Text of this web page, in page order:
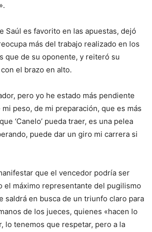
Saúl es favorito en las apuestas, dejó
más del trabajo realizado en los
que de su oponente, y reiteró su
el brazo en alto.
pero yo he estado más pendiente
peso, de mi preparación, que es más
‘Canelo’ pueda traer, es una pelea
puede dar un giro mi carrera si
que el vencedor podría ser
el máximo representante del pugilismo
saldrá en busca de un triunfo claro para
de los jueces, quienes «hacen lo
lo tenemos que respetar, pero a la